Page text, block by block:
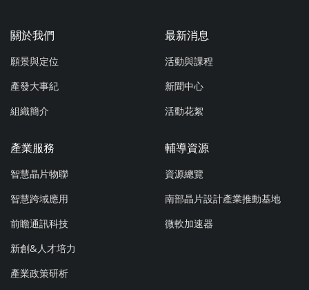
關於我們
願景與定位
產發大事紀
組織簡介
最新消息
活動與課程
新聞中心
活動花絮
產業服務
智慧晶片物聯
智慧跨域應用
前瞻通訊科技
新創&人才培力
產業政策研析
輔導資源
資源總覽
南部晶片設計產業推動基地
微軟加速器